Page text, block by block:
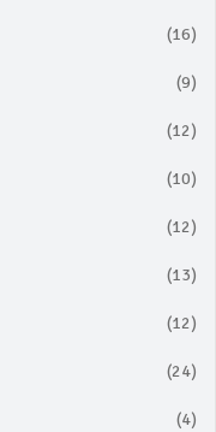
(16)
(9)
(12)
(10)
(12)
(13)
(12)
(24)
(4)